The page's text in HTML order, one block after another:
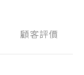
顧客評價